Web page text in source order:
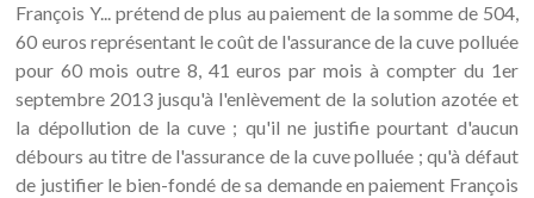
François Y... prétend de plus au paiement de la somme de 504,
60 euros représentant le coût de l'assurance de la cuve polluée
pour 60 mois outre 8, 41 euros par mois à compter du 1er
septembre 2013 jusqu'à l'enlèvement de la solution azotée et
la dépollution de la cuve ; qu'il ne justifie pourtant d'aucun
débours au titre de l'assurance de la cuve polluée ; qu'à défaut
de justifier le bien-fondé de sa demande en paiement François